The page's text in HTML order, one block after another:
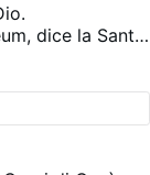
dice la Santa
gran parlare
di Dio un
poco quali
La
l'aver il Timor
Questo dono